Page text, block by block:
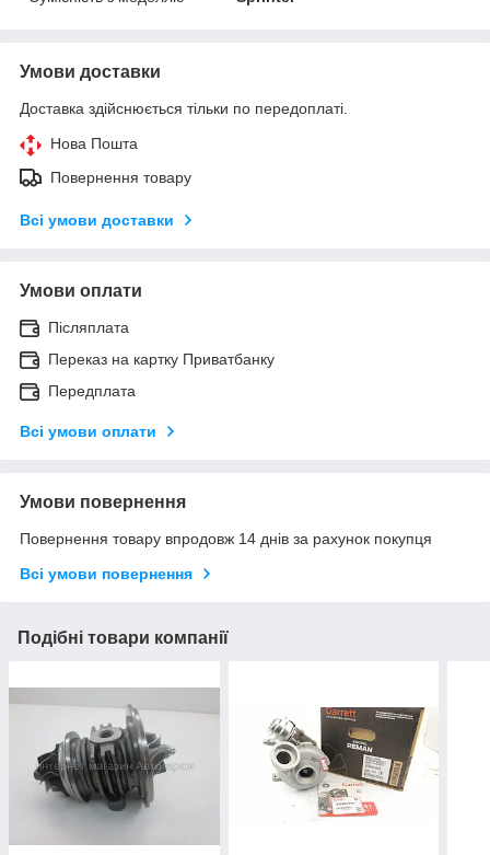
Умови доставки
Доставка здійснюється тільки по передоплаті.
Нова Пошта
Повернення товару
Всі умови доставки
Умови оплати
Післяплата
Переказ на картку Приватбанку
Передплата
Всі умови оплати
Умови повернення
Повернення товару впродовж 14 днів за рахунок покупця
Всі умови повернення
Подібні товари компанії